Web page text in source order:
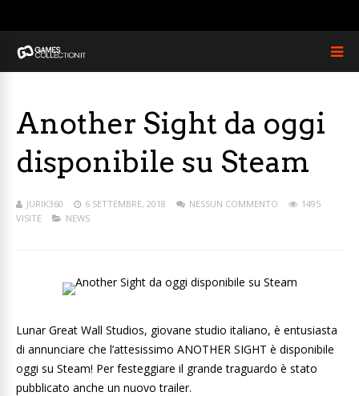
Another Sight da oggi
disponibile su Steam
JURIK360 6 SETTEMBRE, 2018 NESSUN COMMENTO
1495
VISITE
NEWS
Lunar Great Wall Studios, giovane studio italiano, è entusiasta
di annunciare che l’attesissimo ANOTHER SIGHT è disponibile
oggi su Steam! Per festeggiare il grande traguardo è stato
pubblicato anche un nuovo trailer.